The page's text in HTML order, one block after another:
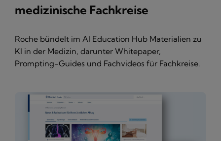
medizinische Fachkreise
Roche bündelt im AI Education Hub Materialien zu
KI in der Medizin, darunter Whitepaper,
Prompting-Guides und Fachvideos für Fachkreise.